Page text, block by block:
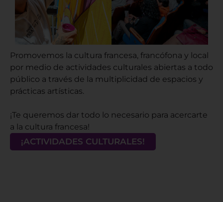
Promovemos la cultura francesa, francófona y local
por medio de actividades culturales abiertas a todo
público a través de la multiplicidad de espacios y
prácticas artísticas.
¡Te queremos dar todo lo necesario para acercarte
a la cultura francesa!
¡ACTIVIDADES CULTURALES!